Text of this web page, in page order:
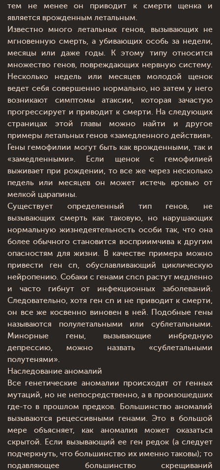
тем не менее он приводит к смерти щенка и
является врожденным летальным.
Известно много летальных генов, вызывающих не
мгновенную смерть, а убивающих особь за недели,
месяцы или даже годы. К этому типу относится
множество генов, повреждающих нервную систему.
Несколько недель или месяцев молодой щенок
ведет себя совершенно нормально, но затем у него
возникают симптомы атаксии, которая зачастую
прогрессирует и приводит к смерти. На следующих
страницах этой главы можно найти и другое
примеры летальных генов «замедленного действия».
Гены гемофилии могут быть как врожденными, так и
«замедленными». Если щенок с гемофилией
выживает при рождении, то все же через несколько
педель или месяцев он может истечь кровью от
мелкой царапины.
Существует определенный тип генов, не
вызывающих смерть как таковую, но нарушающих
нормальную жизнедеятельность особи так, что она
более обычного становится восприимчива к другим
опасностям для жизни. В качестве примера можно
привести ген cn, обуславливающий циклическую
нейропению. Собаки с генами cncn растут медленно
и часто гибнут от инфекционных заболеваний.
Следовательно, хотя ген cn и не приводит к смерти,
он все же косвенно виновен в ней. Подобные гены
называются полулетальными или сублетальными.
Минорные гены, вызывающие инбредную
депрессию, можно назвать «сублетальными
полутенями».
Наследование аномалий
Все генетические аномалии происходят от генных
мутаций, но не непосредственно, а в произошедших
где-то в прошлом предков. Большинство аномалий
вызываются рецессивными генами. Это в большой
мере объясняет, как аномалия может оказаться
скрытой. Если вызывающий ее ген редок (а следует
подчеркнуть, что большинство их именно таковы); то
подавляющее большинство скрещиваний